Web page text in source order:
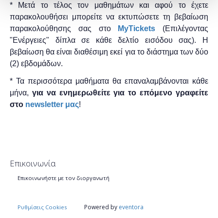
* Μετά το τέλος τον μαθημάτων και αφού το έχετε
παρακολουθήσει μπορείτε να εκτυπώσετε τη βεβαίωση
παρακολούθησης ​σας στο
MyTickets (Επιλέγοντας
"Ενέργειες" δίπλα σε κάθε δελτίο εισόδου σας). Η
βεβαίωση θα είναι διαθέσιμη εκεί για το διάστημα των δύο
(2) εβδομάδων.
* Τα περισσότερα μαθήματα θα επαναλαμβάνονται κάθε
μήνα, για να ενημερωθείτε για το επόμενο γραφείτε
στο newsletter μας!
Επικοινωνία
Επικοινωνήστε με τον διοργανωτή
Powered by eventora
Ρυθμίσεις Cookies